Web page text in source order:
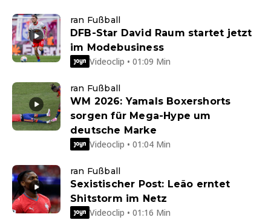
ran Fußball
DFB-Star David Raum startet jetzt
im Modebusiness
Videoclip • 01:09 Min
ran Fußball
WM 2026: Yamals Boxershorts
sorgen für Mega-Hype um
deutsche Marke
Videoclip • 01:04 Min
ran Fußball
Sexistischer Post: Leão erntet
Shitstorm im Netz
Videoclip • 01:16 Min